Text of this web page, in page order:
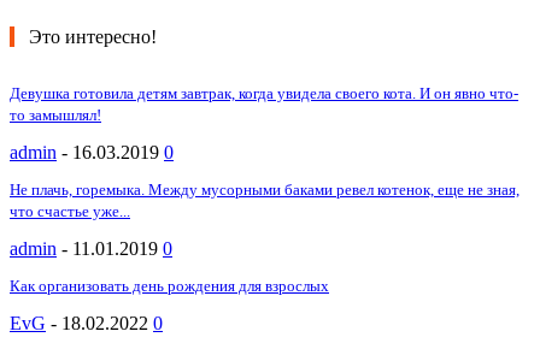
Это интересно!
Девушка готовила детям завтрак, когда увидела своего кота. И он явно что-
то замышлял!
admin - 16.03.2019 0
Не плачь, горемыка. Между мусорными баками ревел котенок, еще не зная,
что счастье уже...
admin - 11.01.2019 0
Как организовать день рождения для взрослых
EvG - 18.02.2022 0